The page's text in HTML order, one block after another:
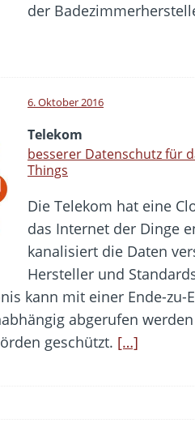
der
6. Oktober 2016
Telekom
besserer Datenschutz für
Things
Die Telekom hat eine
das Internet der Dinge
kanalisiert die Daten
Hersteller und
kann mit einer Ende-zu-
abgerufen
geschützt. […]